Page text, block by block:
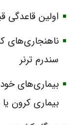
اولین قاعدگی قبل از
سندرم ترنر
بیماری‌های خود
بیماری کرون یا